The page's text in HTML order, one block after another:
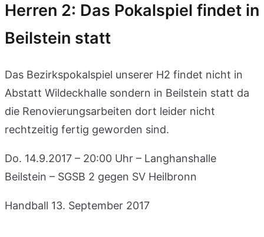
Herren 2: Das Pokalspiel findet in
Beilstein statt
Das Bezirkspokalspiel unserer H2 findet nicht in
Abstatt Wildeckhalle sondern in Beilstein statt da
die Renovierungsarbeiten dort leider nicht
rechtzeitig fertig geworden sind.
Do. 14.9.2017 – 20:00 Uhr – Langhanshalle
Beilstein – SGSB 2 gegen SV Heilbronn
Handball 13. September 2017